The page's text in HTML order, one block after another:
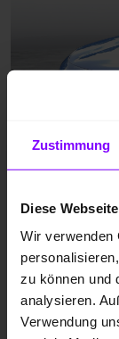
Zustimmung
Diese
Wir verwenden
zu können und
analysieren.
Verwendung